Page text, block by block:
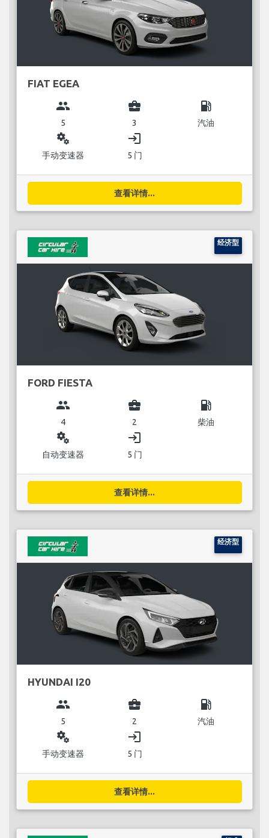
FIAT EGEA
group
5
business_center
3
local_gas_station
汽油
miscellaneous_services
手动变速器
login
5 门
查看详情...
经济型
FORD FIESTA
group
4
business_center
2
local_gas_station
柴油
miscellaneous_services
自动变速器
login
5 门
查看详情...
经济型
HYUNDAI I20
group
5
business_center
2
local_gas_station
汽油
miscellaneous_services
手动变速器
login
5 门
查看详情...